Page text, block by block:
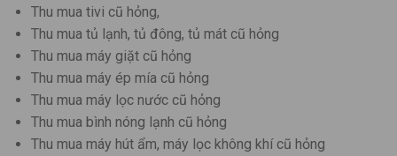
Thu mua tivi cũ hỏng,
Thu mua tủ lạnh, tủ đông, tủ mát cũ hỏng
Thu mua máy giặt cũ hỏng
Thu mua máy ép mía cũ hỏng
Thu mua máy lọc nước cũ hỏng
Thu mua bình nóng lạnh cũ hỏng
Thu mua máy hút ẩm, máy lọc không khí cũ hỏng